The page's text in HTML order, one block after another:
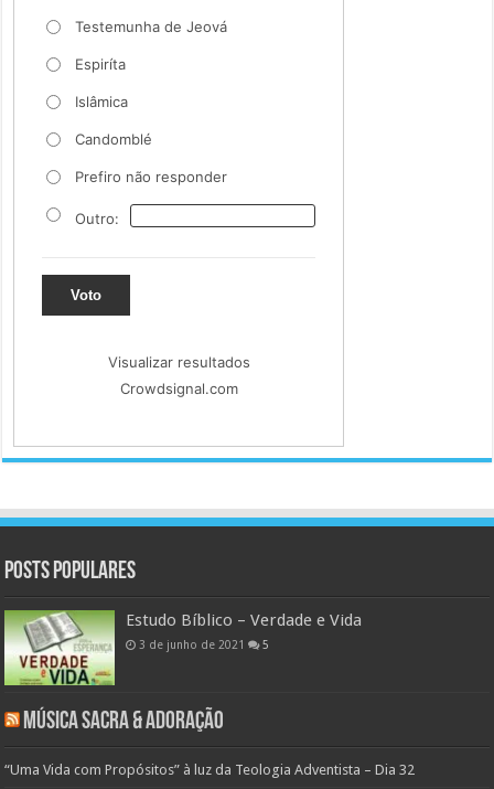
Testemunha de Jeová
Espiríta
Islâmica
Candomblé
Prefiro não responder
Outro:
Voto
Visualizar resultados
Crowdsignal.com
Posts populares
Estudo Bíblico – Verdade e Vida
3 de junho de 2021 5
Música Sacra & Adoração
“Uma Vida com Propósitos” à luz da Teologia Adventista – Dia 32